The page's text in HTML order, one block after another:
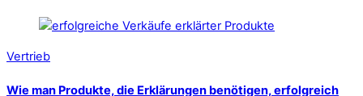
Vertrieb
Wie man Produkte, die Erklärungen benötigen, erfolgreich